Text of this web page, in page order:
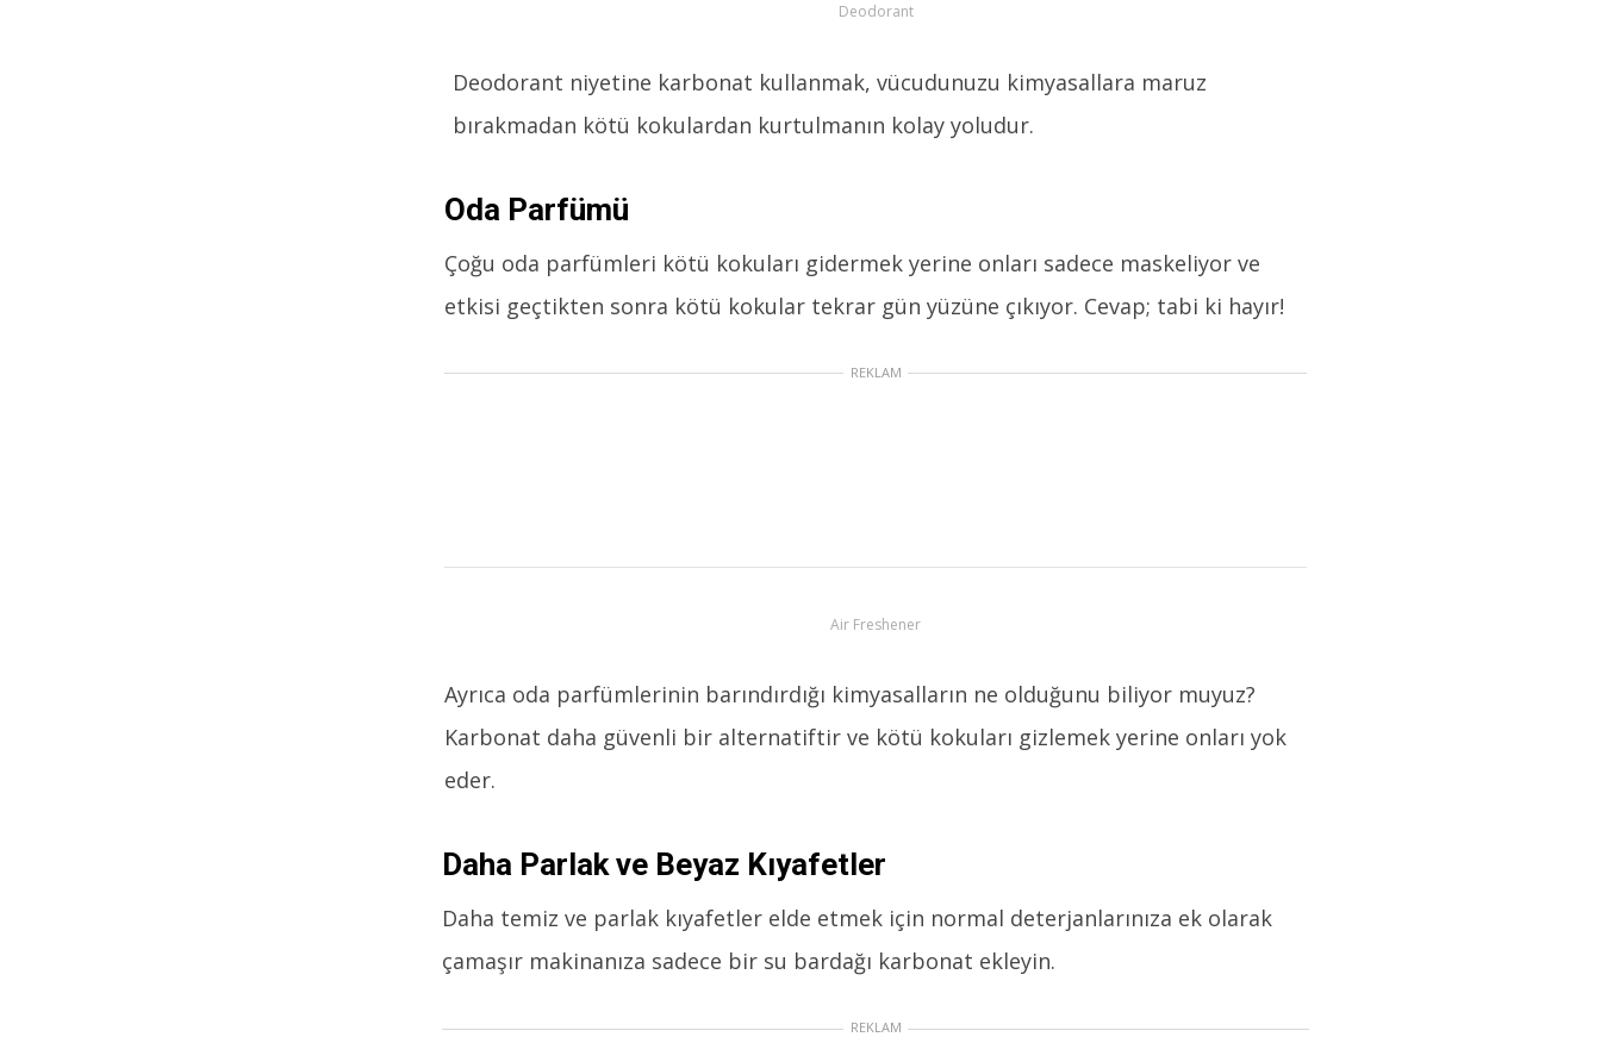
Deodorant
Deodorant niyetine karbonat kullanmak, vücudunuzu kimyasallara maruz
bırakmadan kötü kokulardan kurtulmanın kolay yoludur.
Oda Parfümü
Çoğu oda parfümleri kötü kokuları gidermek yerine onları sadece maskeliyor ve
etkisi geçtikten sonra kötü kokular tekrar gün yüzüne çıkıyor. Cevap; tabi ki hayır!
REKLAM
Air Freshener
Ayrıca oda parfümlerinin barındırdığı kimyasalların ne olduğunu biliyor muyuz?
Karbonat daha güvenli bir alternatiftir ve kötü kokuları gizlemek yerine onları yok
eder.
Daha Parlak ve Beyaz Kıyafetler
Daha temiz ve parlak kıyafetler elde etmek için normal deterjanlarınıza ek olarak
çamaşır makinanıza sadece bir su bardağı karbonat ekleyin.
REKLAM